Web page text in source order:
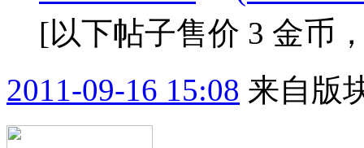
[以下帖子售价 3 金币
2011-09-16 15:08 来自版